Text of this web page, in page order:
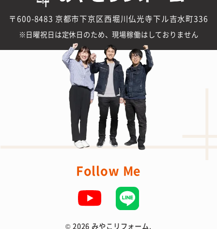
〒600-8483 京都市下京区西堀川仏光寺下ル吉水町336
日曜祝日は定休日のため、現場稼働はしておりません
Follow Me
© 2026 みやこリフォーム.